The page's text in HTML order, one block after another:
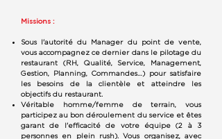
Missions :
Sous l'autorité du Manager du point de vente,
vous accompagnez ce dernier dans le pilotage du
restaurant (RH, Qualité, Service, Management,
Gestion, Planning, Commandes…) pour satisfaire
les besoins de la clientèle et atteindre les
objectifs du restaurant.
Véritable homme/femme de terrain, vous
participez au bon déroulement du service et êtes
garant de l'efficacité de votre équipe (2 à 3
personnes en plein rush). Vous organisez, avec